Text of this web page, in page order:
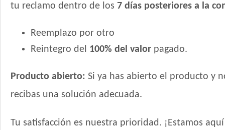
tu reclamo dentro de los 7 días posteriores a la
Reemplazo por otro
Reintegro del 100% del valor pagado.
Producto abierto: Si ya has abierto el producto y
recibas una solución adecuada.
Tu satisfacción es nuestra prioridad. ¡Estamos